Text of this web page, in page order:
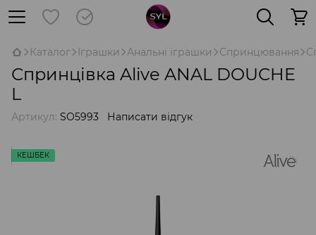
Каталог Іграшки Анальні іграшки Спринцювання
Спринцівка Alive ANAL DOUCHE
L
Артикул: SO5993 Написати відгук
КЕШБЕК